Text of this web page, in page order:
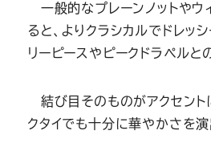
一般的なプレーンノットやウ
ると、よりクラシカルでドレッ
リーピースやピークドラペルと
結び目そのものがアクセント
クタイでも十分に華やかさを演